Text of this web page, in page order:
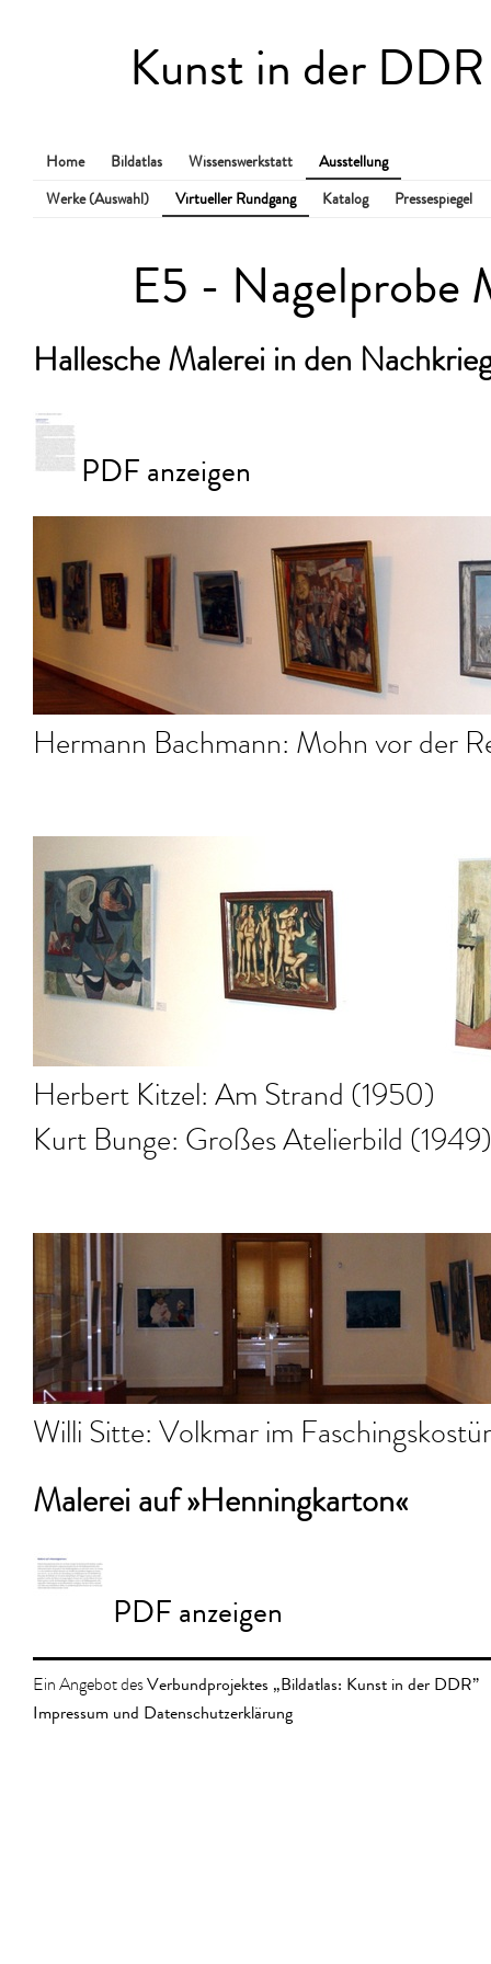
Kunst in der DDR
Home Bildatlas Wissenswerkstatt
Ausstellung
Werke (Auswahl)
Virtueller Rundgang Katalog Pressespiegel
E5 - Nagelprobe
Hallesche Malerei in den
PDF anzeigen
Hermann Bachmann: Mohn vor der
Herbert Kitzel: Am Strand (1950)
Kurt Bunge: Großes Atelierbild (1949)
Willi Sitte: Volkmar im
Malerei auf »Henningkarton«
PDF anzeigen
Ein Angebot desVerbundprojektes „Bildatlas: Kunst in der DDR”
Impressum und Datenschutzerklärung